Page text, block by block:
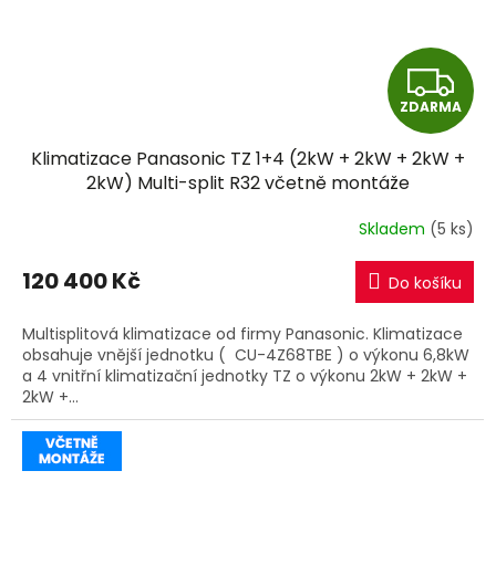
Z
D
A
R
M
A
ZDARMA
Klimatizace Panasonic TZ 1+4 (2kW + 2kW + 2kW +
2kW) Multi-split R32 včetně montáže
Skladem (5 ks)
120 400 Kč Do košíku
Multisplitová klimatizace od firmy Panasonic. Klimatizace
obsahuje vnější jednotku ( CU-4Z68TBE ) o výkonu 6,8kW
a 4 vnitřní klimatizační jednotky TZ o výkonu 2kW + 2kW +
2kW +...